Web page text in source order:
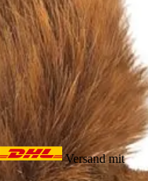
Versand mit